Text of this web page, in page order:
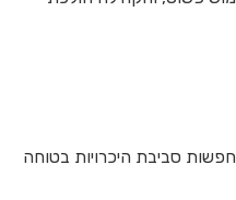
ישראליות בגילאי 28-45 המחפשות סביבת היכרויות בטוחה